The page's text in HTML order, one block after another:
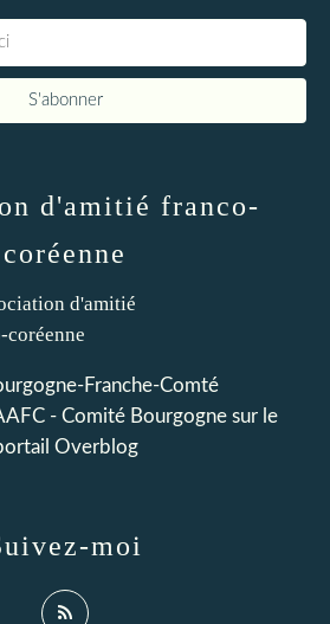
d'amitié franco-
coréenne
Franche-Comté
- Comité Bourgogne sur le
Overblog
moi